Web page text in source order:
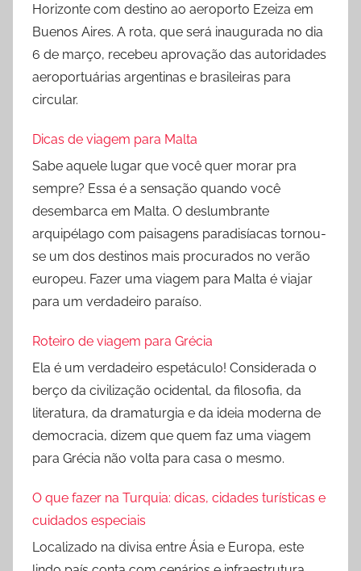
Horizonte com destino ao aeroporto Ezeiza em
Buenos Aires. A rota, que será inaugurada no dia
6 de março, recebeu aprovação das autoridades
aeroportuárias argentinas e brasileiras para
circular.
Dicas de viagem para Malta
Sabe aquele lugar que você quer morar pra
sempre? Essa é a sensação quando você
desembarca em Malta. O deslumbrante
arquipélago com paisagens paradisíacas tornou-
se um dos destinos mais procurados no verão
europeu. Fazer uma viagem para Malta é viajar
para um verdadeiro paraíso.
Roteiro de viagem para Grécia
Ela é um verdadeiro espetáculo! Considerada o
berço da civilização ocidental, da filosofia, da
literatura, da dramaturgia e da ideia moderna de
democracia, dizem que quem faz uma viagem
para Grécia não volta para casa o mesmo.
O que fazer na Turquia: dicas, cidades turísticas e
cuidados especiais
Localizado na divisa entre Ásia e Europa, este